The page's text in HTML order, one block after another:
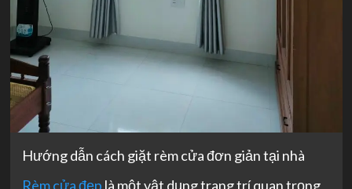
Hướng dẫn cách giặt rèm cửa đơn giản tại nhà
Rèm cửa đẹp là một vật dụng trang trí quan trọng